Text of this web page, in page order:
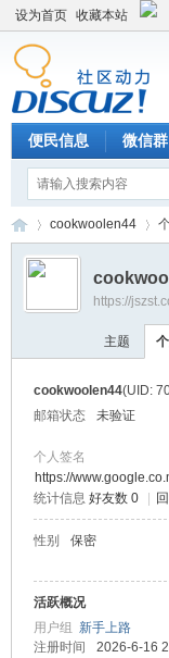
设为首页 收藏本站
便民信息 微信群
›
cookwoolen44
https://
主题
cookwoolen44(UID:
邮箱状态
未验证
个人签名
https://
统计信息 好友数 0
性别 保密
活跃概况
用户组 新手上路
注册时间
2026-6-16